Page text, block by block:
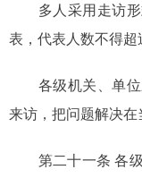
多人采用走访形
表，代表人数不得超
各级机关、单位
来访，把问题解决在
第二十一条 各级